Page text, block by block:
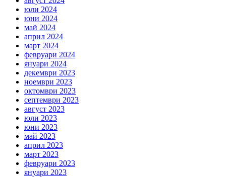
юли 2024
юни 2024
май 2024
април 2024
март 2024
февруари 2024
януари 2024
декември 2023
ноември 2023
октомври 2023
септември 2023
август 2023
юли 2023
юни 2023
май 2023
април 2023
март 2023
февруари 2023
януари 2023